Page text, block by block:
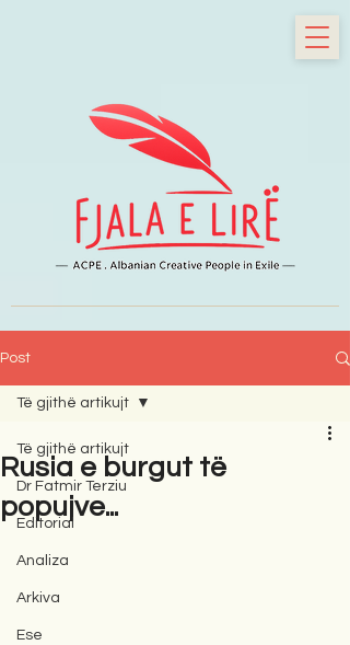
Post
Të gjithë artikujt
Dr Fatmir Terziu
Editorial
Analiza
Arkiva
Ese
Të gjithë artikujt
Rusia e burgut të
popujve...